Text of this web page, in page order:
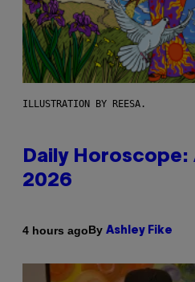
ILLUSTRATION BY REESA.
Daily Horoscope:
2026
4 hours agoBy Ashley Fike